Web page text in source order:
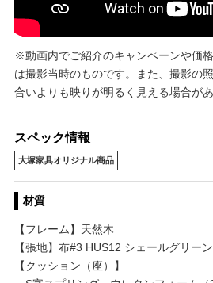
※動画内でご紹介のキャンペーンや価
は撮影当時のものです。また、撮影の
合いよりも映りが明るく見える場合があ
スペック情報
大塚家具オリジナル商品
材質
【フレーム】天然木
【張地】布#3 HUS12 シェールグリー
【クッション（座）】